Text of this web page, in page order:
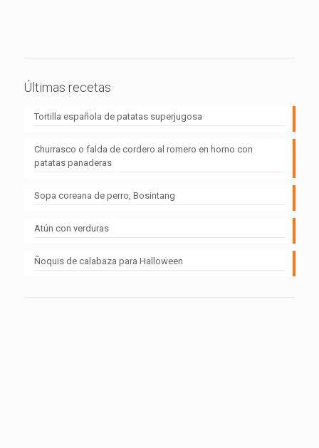
Últimas recetas
Tortilla española de patatas superjugosa
Churrasco o falda de cordero al romero en horno con
patatas panaderas
Sopa coreana de perro, Bosintang
Atún con verduras
Ñoquis de calabaza para Halloween